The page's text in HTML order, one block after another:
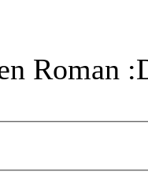
Roman